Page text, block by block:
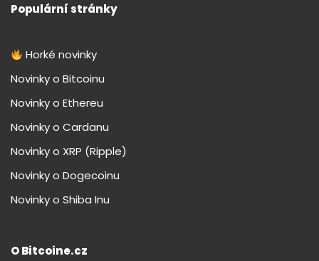
Populární stránky
Horké novinky
Novinky o Bitcoinu
Novinky o Ethereu
Novinky o Cardanu
Novinky o XRP (Ripple)
Novinky o Dogecoinu
Novinky o Shiba Inu
O Bitcoine.cz